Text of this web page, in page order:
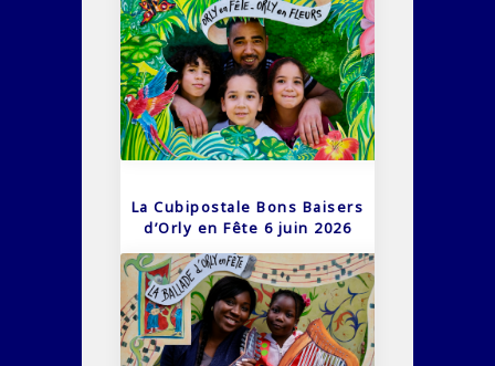
La Cubipostale Bons Baisers
d’Orly en Fête 6 juin 2026